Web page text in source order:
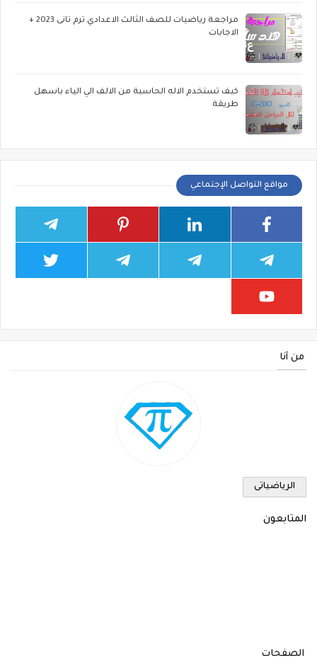
مراجعة رياضيات للصف الثالث الاعدادي ترم تانى 2023 +
الاجابات
كيف تستخدم الاله الحاسبة من الالف الي الياء باسهل
طريقة
مواقع التواصل الإجتماعي
من أنا
الرياضياتى
المتابعون
الصفحات